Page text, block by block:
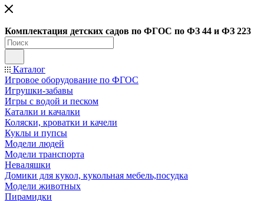
Комплектация детских садов по ФГОC по ФЗ 44 и ФЗ 223
Каталог
Игровое оборудование по ФГОС
Игрушки-забавы
Игры с водой и песком
Каталки и качалки
Коляски, кроватки и качели
Куклы и пупсы
Модели людей
Модели транспорта
Неваляшки
Домики для кукол, кукольная мебель,посудка
Модели животных
Пирамидки